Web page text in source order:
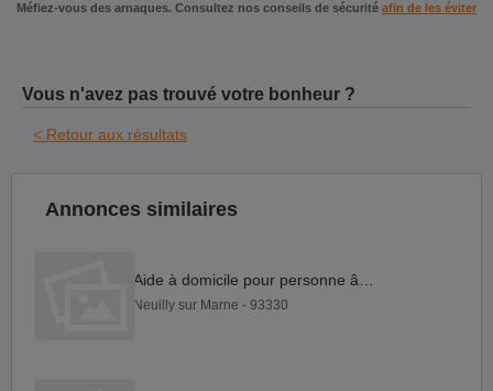
Méfiez-vous des arnaques. Consultez nos conseils de sécurité afin de les éviter
Vous n'avez pas trouvé votre bonheur ?
< Retour aux résultats
Annonces similaires
Neuilly sur Marne - 93330